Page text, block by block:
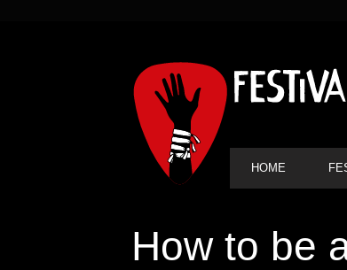
HAUPT-
HOME
How to be